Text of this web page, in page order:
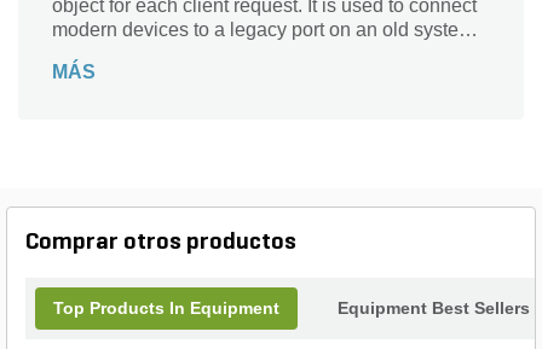
object for each client request. It is used to connect
modern devices to a legacy port on an old system
MÁS
Comprar otros productos
Top Products In Equipment Equipment Best Sellers